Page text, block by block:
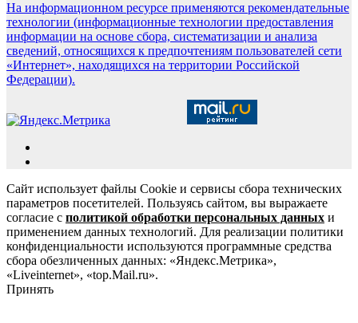
На информационном ресурсе применяются рекомендательные
технологии (информационные технологии предоставления
информации на основе сбора, систематизации и анализа
сведений, относящихся к предпочтениям пользователей сети
«Интернет», находящихся на территории Российской
Федерации).
Сайт использует файлы Cookie и сервисы сбора технических
параметров посетителей. Пользуясь сайтом, вы выражаете
согласие с политикой обработки персональных данных и
применением данных технологий. Для реализации политики
конфиденциальности используются программные средства
сбора обезличенных данных: «Яндекс.Метрика»,
«Liveinternet», «top.Mail.ru».
Принять